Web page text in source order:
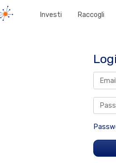
Investi Raccogli